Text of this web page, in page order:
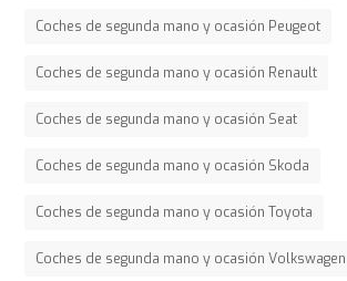
Coches de segunda mano y ocasión Peugeot
Coches de segunda mano y ocasión Renault
Coches de segunda mano y ocasión Seat
Coches de segunda mano y ocasión Skoda
Coches de segunda mano y ocasión Toyota
Coches de segunda mano y ocasión Volkswagen